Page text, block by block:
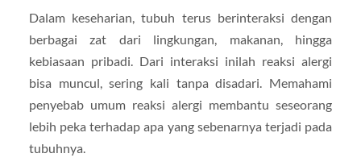
Dalam keseharian, tubuh terus berinteraksi dengan
berbagai zat dari lingkungan, makanan, hingga
kebiasaan pribadi. Dari interaksi inilah reaksi alergi
bisa muncul, sering kali tanpa disadari. Memahami
penyebab umum reaksi alergi membantu seseorang
lebih peka terhadap apa yang sebenarnya terjadi pada
tubuhnya.